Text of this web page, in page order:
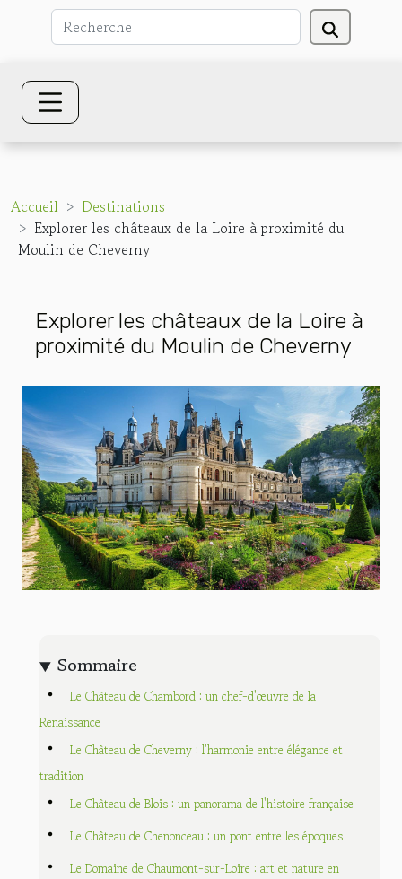
Accueil
Destinations
Explorer les châteaux de la Loire à proximité du
Moulin de Cheverny
Explorer les châteaux de la Loire à
proximité du Moulin de Cheverny
Sommaire
Le Château de Chambord : un chef-d'œuvre de la
Renaissance
Le Château de Cheverny : l'harmonie entre élégance et
tradition
Le Château de Blois : un panorama de l'histoire française
Le Château de Chenonceau : un pont entre les époques
Le Domaine de Chaumont-sur-Loire : art et nature en